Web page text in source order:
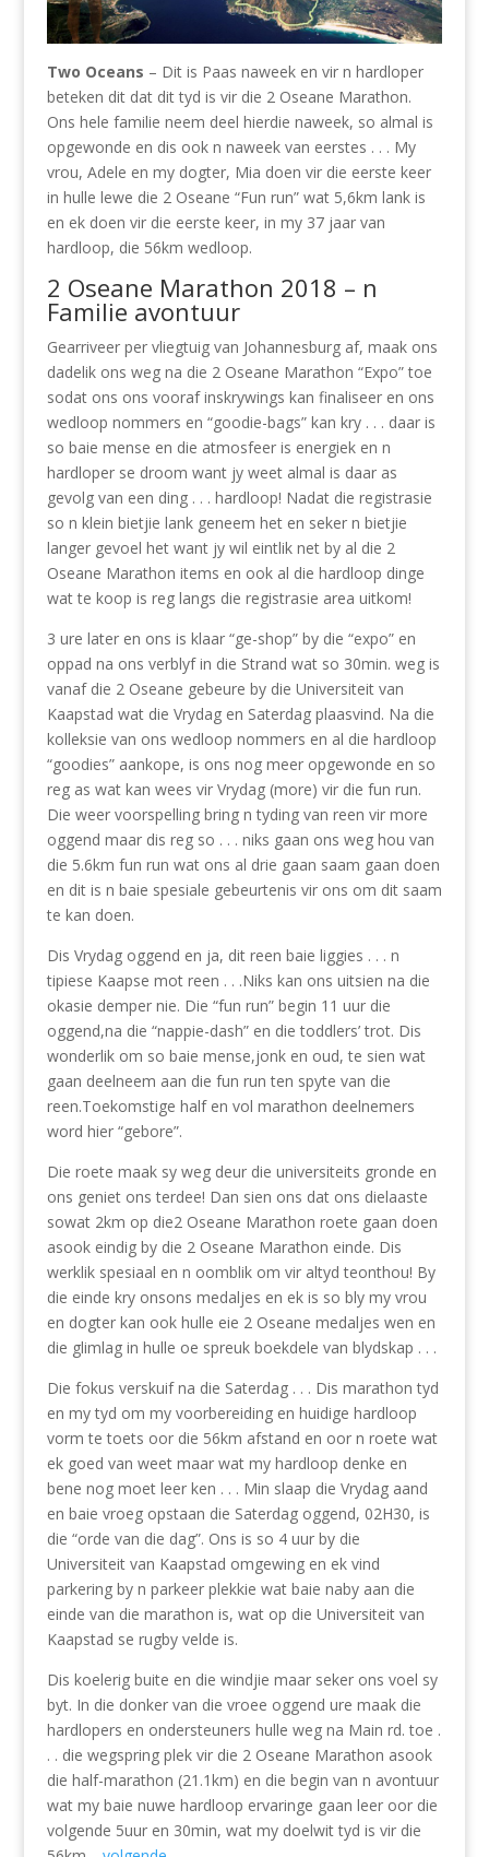
Two Oceans – Dit is Paas naweek en vir n hardloper
beteken dit dat dit tyd is vir die 2 Oseane Marathon.
Ons hele familie neem deel hierdie naweek, so almal is
opgewonde en dis ook n naweek van eerstes . . . My
vrou, Adele en my dogter, Mia doen vir die eerste keer
in hulle lewe die 2 Oseane “Fun run” wat 5,6km lank is
en ek doen vir die eerste keer, in my 37 jaar van
hardloop, die 56km wedloop.
2 Oseane Marathon 2018 – n
Familie avontuur
Gearriveer per vliegtuig van Johannesburg af, maak ons
dadelik ons weg na die 2 Oseane Marathon “Expo” toe
sodat ons ons vooraf inskrywings kan finaliseer en ons
wedloop nommers en “goodie-bags” kan kry . . . daar is
so baie mense en die atmosfeer is energiek en n
hardloper se droom want jy weet almal is daar as
gevolg van een ding . . . hardloop! Nadat die registrasie
so n klein bietjie lank geneem het en seker n bietjie
langer gevoel het want jy wil eintlik net by al die 2
Oseane Marathon items en ook al die hardloop dinge
wat te koop is reg langs die registrasie area uitkom!
3 ure later en ons is klaar “ge-shop” by die “expo” en
oppad na ons verblyf in die Strand wat so 30min. weg is
vanaf die 2 Oseane gebeure by die Universiteit van
Kaapstad wat die Vrydag en Saterdag plaasvind. Na die
kolleksie van ons wedloop nommers en al die hardloop
“goodies” aankope, is ons nog meer opgewonde en so
reg as wat kan wees vir Vrydag (more) vir die fun run.
Die weer voorspelling bring n tyding van reen vir more
oggend maar dis reg so . . . niks gaan ons weg hou van
die 5.6km fun run wat ons al drie gaan saam gaan doen
en dit is n baie spesiale gebeurtenis vir ons om dit saam
te kan doen.
Dis Vrydag oggend en ja, dit reen baie liggies . . . n
tipiese Kaapse mot reen . . .Niks kan ons uitsien na die
okasie demper nie. Die “fun run” begin 11 uur die
oggend,na die “nappie-dash” en die toddlers’ trot. Dis
wonderlik om so baie mense,jonk en oud, te sien wat
gaan deelneem aan die fun run ten spyte van die
reen.Toekomstige half en vol marathon deelnemers
word hier “gebore”.
Die roete maak sy weg deur die universiteits gronde en
ons geniet ons terdee! Dan sien ons dat ons dielaaste
sowat 2km op die2 Oseane Marathon roete gaan doen
asook eindig by die 2 Oseane Marathon einde. Dis
werklik spesiaal en n oomblik om vir altyd teonthou! By
die einde kry onsons medaljes en ek is so bly my vrou
en dogter kan ook hulle eie 2 Oseane medaljes wen en
die glimlag in hulle oe spreuk boekdele van blydskap . . .
Die fokus verskuif na die Saterdag . . . Dis marathon tyd
en my tyd om my voorbereiding en huidige hardloop
vorm te toets oor die 56km afstand en oor n roete wat
ek goed van weet maar wat my hardloop denke en
bene nog moet leer ken . . . Min slaap die Vrydag aand
en baie vroeg opstaan die Saterdag oggend, 02H30, is
die “orde van die dag”. Ons is so 4 uur by die
Universiteit van Kaapstad omgewing en ek vind
parkering by n parkeer plekkie wat baie naby aan die
einde van die marathon is, wat op die Universiteit van
Kaapstad se rugby velde is.
Dis koelerig buite en die windjie maar seker ons voel sy
byt. In die donker van die vroee oggend ure maak die
hardlopers en ondersteuners hulle weg na Main rd. toe .
. . die wegspring plek vir die 2 Oseane Marathon asook
die half-marathon (21.1km) en die begin van n avontuur
wat my baie nuwe hardloop ervaringe gaan leer oor die
volgende 5uur en 30min, wat my doelwit tyd is vir die